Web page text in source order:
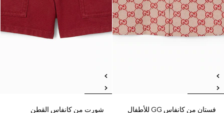
فستان من كانفاس GG للأطفال
شورت من كانفاس القطن